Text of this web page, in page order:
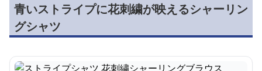
青いストライプに花刺繍が映えるシャーリン
グシャツ